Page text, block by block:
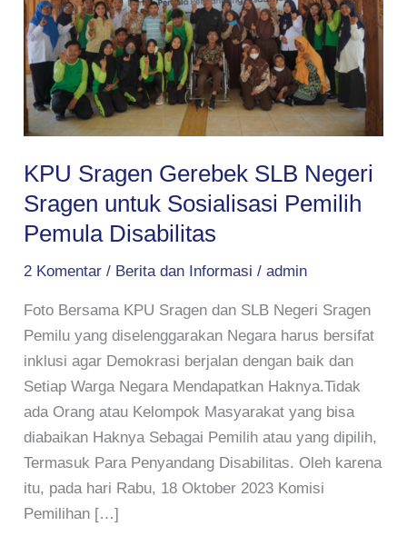
KPU Sragen Gerebek SLB Negeri
Sragen untuk Sosialisasi Pemilih
Pemula Disabilitas
2 Komentar / Berita dan Informasi /admin
Foto Bersama KPU Sragen dan SLB Negeri Sragen
Pemilu yang diselenggarakan Negara harus bersifat
inklusi agar Demokrasi berjalan dengan baik dan
Setiap Warga Negara Mendapatkan Haknya.Tidak
ada Orang atau Kelompok Masyarakat yang bisa
diabaikan Haknya Sebagai Pemilih atau yang dipilih,
Termasuk Para Penyandang Disabilitas. Oleh karena
itu, pada hari Rabu, 18 Oktober 2023 Komisi
Pemilihan […]
Negeri
Sragen
untuk
Sosialisasi
Pemilih
Pemula
Disabilitas